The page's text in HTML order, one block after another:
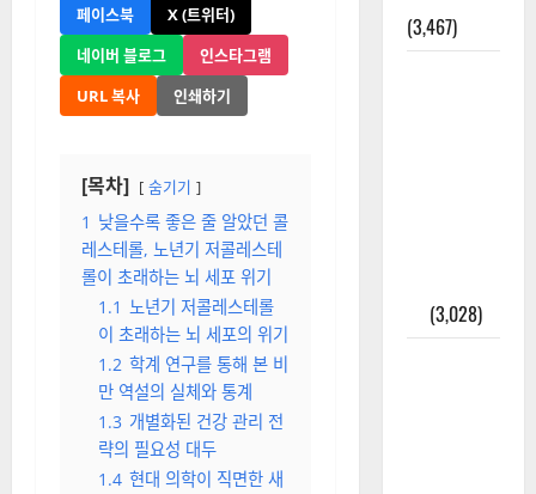
페이스북
X (트위터)
네이버 블로그
인스타그램
URL 복사
인쇄하기
[목차] 숨기기
1 낮을수록 좋은 줄 알았던 콜
레스테롤, 노년기 저콜레스테
롤이 초래하는 뇌 세포 위기
1.1 노년기 저콜레스테롤
이 초래하는 뇌 세포의 위기
1.2 학계 연구를 통해 본 비
만 역설의 실체와 통계
1.3 개별화된 건강 관리 전
략의 필요성 대두
1.4 현대 의학이 직면한 새
(3,467)
(3,028)